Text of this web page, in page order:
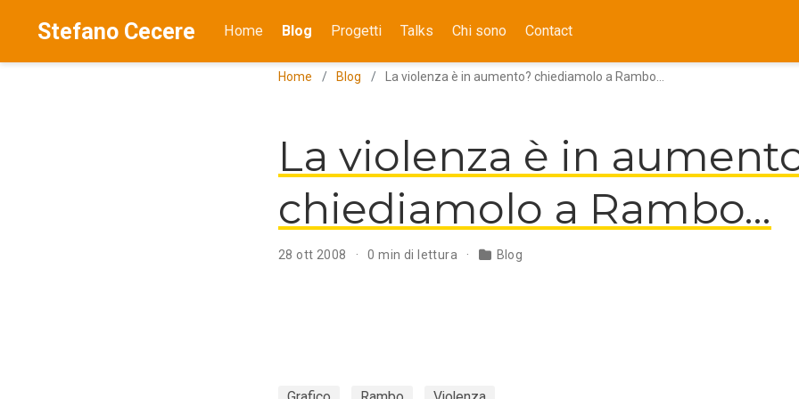
Stefano Cecere Home Blog Progetti Talks Chi sono Contact
Home Blog La violenza è in aumento? chiediamolo a Rambo…
La violenza è in
chiediamolo a Rambo…
28 ott 2008 0 min di lettura Blog